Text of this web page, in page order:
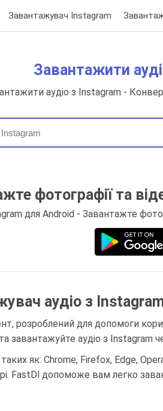
Завантажувач Instagram
Завантажити
аудіо з Instagram -
фотографії та
для Android - Завантажте
аудіо з
розроблений для допомоги
завантажуйте аудіо з
як: Chrome, Firefox, Edge,
FastDl допоможе вам легко